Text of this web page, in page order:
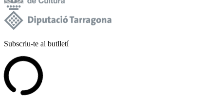
Subscriu-te al butlletí